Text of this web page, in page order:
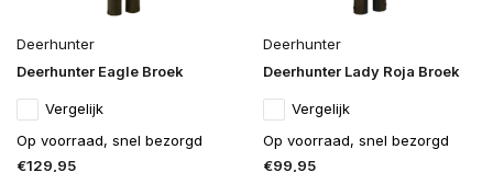
Deerhunter
Deerhunter Eagle Broek
Vergelijk
Op voorraad, snel bezorgd
€129,95
Deerhunter
Deerhunter Lady Roja Broek
Vergelijk
Op voorraad, snel bezorgd
€99,95